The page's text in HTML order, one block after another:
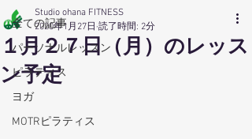
全ての記事
パーソナルレッスン
ピラティス
ヨガ
MOTRピラティス
１月２７日（月）のレッス
ン予定
Studio ohana FITNESS
2020年1月27日 読了時間: 2分